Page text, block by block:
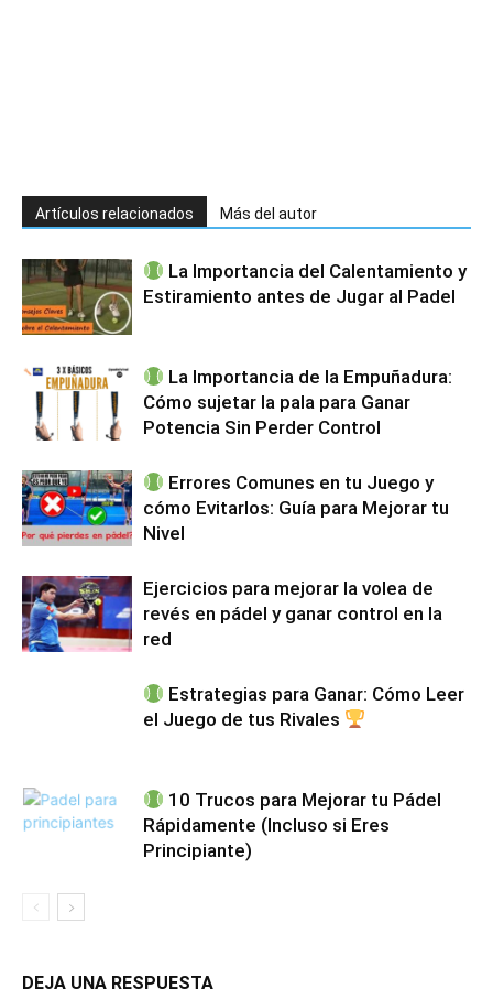
Artículos relacionados Más del autor
La Importancia del Calentamiento y
Estiramiento antes de Jugar al Padel
La Importancia de la Empuñadura:
Cómo sujetar la pala para Ganar
Potencia Sin Perder Control
Errores Comunes en tu Juego y
cómo Evitarlos: Guía para Mejorar tu
Nivel
Ejercicios para mejorar la volea de
revés en pádel y ganar control en la
red
Estrategias para Ganar: Cómo Leer
el Juego de tus Rivales
10 Trucos para Mejorar tu Pádel
Rápidamente (Incluso si Eres
Principiante)
DEJA UNA RESPUESTA